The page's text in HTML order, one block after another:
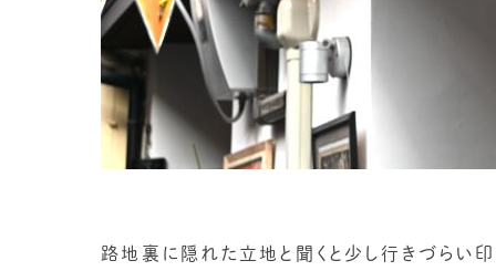
路地裏に隠れた立地と聞くと少し行きづらい